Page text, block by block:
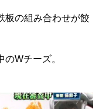
板の組み合わせが餃
Wチーズ。